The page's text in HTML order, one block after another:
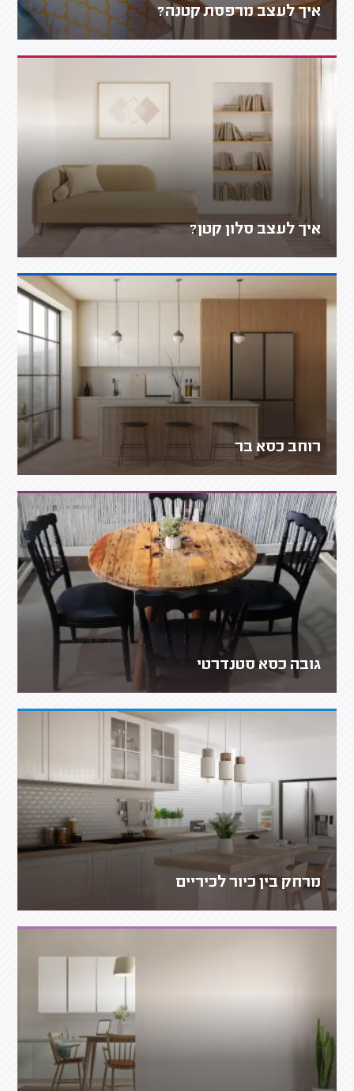
איך לעצב מרפסת קטנה?
איך לעצב סלון קטן?
רוחב כסא בר
גובה כסא סטנדרטי
מרחק בין כיור לכיריים